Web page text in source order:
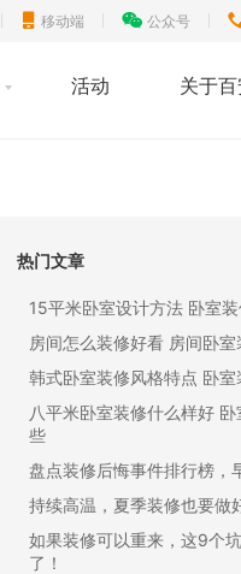
移动端 公众号
活动 关于
热门文章
15平米卧室设计方法 卧室
房间怎么装修好看 房间卧
韩式卧室装修风格特点 卧
八平米卧室装修什么样好
些
盘点装修后悔事件排行榜，
持续高温，夏季装修也要做
如果装修可以重来，这9个
了！